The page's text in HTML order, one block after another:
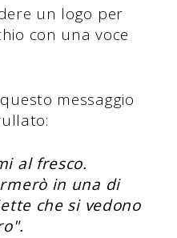
un logo per
con una voce
messaggio
al fresco.
in una di
che si vedono